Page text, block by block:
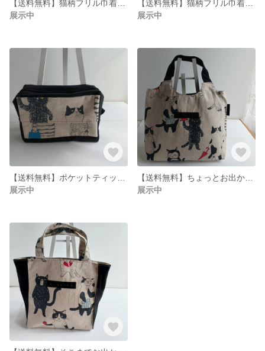
展示中
展示中
展示中
展示中